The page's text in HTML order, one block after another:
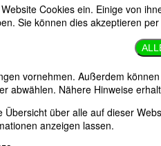
Name])
Stockholm
Cookies ein. Einige von
Sie können dies akzeptieren
vornehmen. Außerdem
abwählen. Nähere Hinweise
Übersicht über alle auf dieser
anzeigen lassen.